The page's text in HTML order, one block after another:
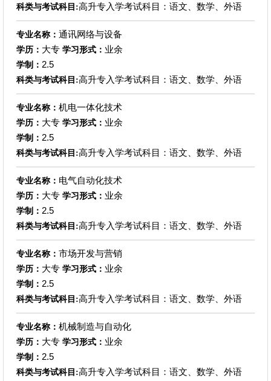
科类与考试科目:高升专入学考试科目：语文、数学、外语
专业名称： 通讯网络与设备
学历： 大专 学习形式： 业余
学制： 2.5
科类与考试科目:高升专入学考试科目：语文、数学、外语
专业名称： 机电一体化技术
学历： 大专 学习形式： 业余
学制： 2.5
科类与考试科目:高升专入学考试科目：语文、数学、外语
专业名称： 电气自动化技术
学历： 大专 学习形式： 业余
学制： 2.5
科类与考试科目:高升专入学考试科目：语文、数学、外语
专业名称： 市场开发与营销
学历： 大专 学习形式： 业余
学制： 2.5
科类与考试科目:高升专入学考试科目：语文、数学、外语
专业名称： 机械制造与自动化
学历： 大专 学习形式： 业余
学制： 2.5
科类与考试科目:高升专入学考试科目：语文、数学、外语